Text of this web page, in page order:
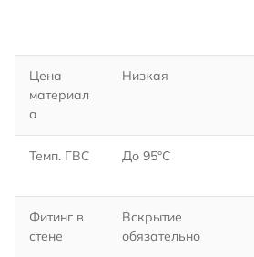
Цена
материал
а
Низкая
Темп. ГВС До 95°C
Фитинг в
стене
Вскрытие
обязательно